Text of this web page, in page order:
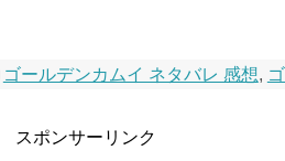
ゴールデンカムイ ネタバレ 感想,
スポンサーリンク